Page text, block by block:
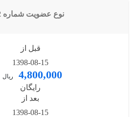
نوع عضویت شماره 2
قبل از
1398-08-15
4,800,000 ریال
رایگان
بعد از
1398-08-15